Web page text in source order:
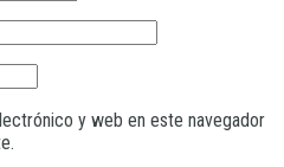
y web en este navegador